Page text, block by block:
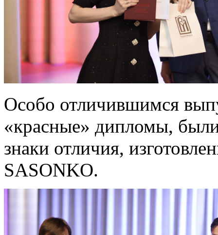
Особо отличившимся
«красные» дипломы,
знаки отличия,
SASONKO.